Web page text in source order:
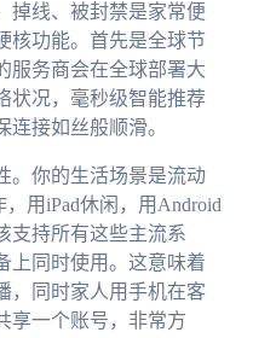
掉线、被封禁是家常便
核功能。首先是全球节
服务商会在全球部署大
状况，毫秒级智能推荐
接如丝般顺滑。
。你的生活场景是流动
用iPad休闲，用Android
支持所有这些主流系
上同时使用。这意味着
，同时家人用手机在客
享一个账号，非常方